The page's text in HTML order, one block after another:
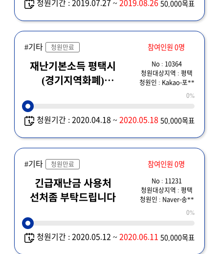
청원기간 : 2019.07.27 ~2019.08.26 50,000목표
#기타 청원만료 참여인원 0명
재난기본소득 평택시
(경기지역화폐)
No : 10364
청원대상지역 : 평택
청원인 : Kakao-포**
0%
청원기간 : 2020.04.18 ~2020.05.18 50,000목표
#기타 청원만료 참여인원 0명
긴급재난금 사용처
선처좀 부탁드립니다
No : 11231
청원대상지역 : 평택
청원인 : Naver-송**
0%
청원기간 : 2020.05.12 ~2020.06.11 50,000목표